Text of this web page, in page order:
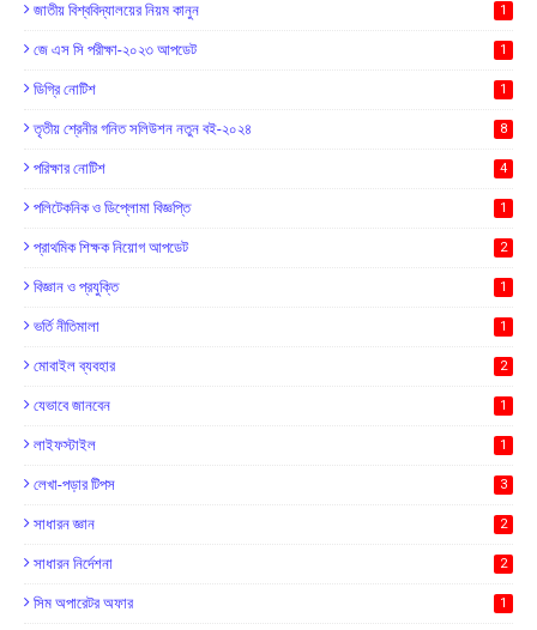
জাতীয় বিশ্ববিদ্যালয়ের নিয়ম কানুন 1
জে এস সি পরীক্ষা-২০২৩ আপডেট 1
ডিগ্রি নোটিশ 1
তৃতীয় শ্রেনীর গনিত সলিউশন নতুন বই-২০২৪ 8
পরিক্ষার নোটিশ 4
পলিটেকনিক ও ডিপ্লোমা বিজ্ঞপ্তি 1
প্রাথমিক শিক্ষক নিয়োগ আপডেট 2
বিজ্ঞান ও প্রযুক্তি 1
ভর্তি নীতিমালা 1
মোবাইল ব্যবহার 2
যেভাবে জানবেন 1
লাইফস্টাইল 1
লেখা-পড়ার টিপস 3
সাধারন জ্ঞান 2
সাধারন নির্দেশনা 2
সিম অপারেটর অফার 1